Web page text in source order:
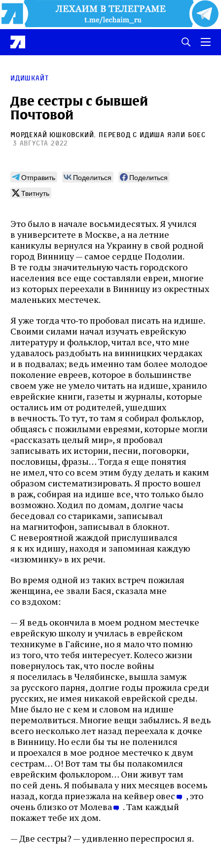
Идишкайт
Две сестры с бывшей
Почтовой
Мордехай Юшковский . Перевод с идиша Яэли Боес
3 августа 2022
Отправить Поделиться
Поделиться
Твитнуть
Это было в начале восьмидесятых. Я учился
в университете в Москве, а на летние
каникулы вернулся на Украину в свой родной
город Винницу — самое сердце Подолии.
В те годы значительную часть городского
населения все еще составляли евреи, многие
из которых переехали в Винницу из окрестных
маленьких местечек.
Я уже тогда что‑то пробовал писать на идише.
Своими силами начал изучать еврейскую
литературу и фольклор, читал все, что мне
удавалось раздобыть на винницких чердаках
и в подвалах; ведь именно там более молодое
поколение евреев, которое в большинстве
своем уже не умело читать на идише, хранило
еврейские книги, газеты и журналы, которые
остались им от родителей, ушедших
в вечность. То тут, то там я собирал фольклор,
общаясь с пожилыми евреями, которые могли
«рассказать целый мир», я пробовал
записывать их истории, песни, поговорки,
пословицы, фразы… Тогда я еще понятия
не имел, что со всем этим буду делать и каким
образом систематизировать. Я просто вошел
в раж, собирая на идише все, что только было
возможно. Ходил по домам, долгие часы
беседовал со стариками, записывал
на магнитофон, записывал в блокнот.
С невероятной жаждой прислушивался
я к их идишу, находя и запоминая каждую
«изюминку» в их речи.
Во время одной из таких встреч пожилая
женщина, ее звали Бася, сказала мне
со вздохом:
— Я ведь окончила в моем родном местечке
еврейскую школу и училась в еврейском
техникуме в Гайсине, но я мало что помню
из того, что тебя интересует. Колесо жизни
повернулось так, что после войны
я поселилась в Челябинске, вышла замуж
за русского парня, долгие годы прожила среди
русских, не имея никакой еврейской среды.
Мне было не с кем и словом на идише
перемолвиться. Многие вещи забылись. Я ведь
всего несколько лет назад переехала к дочке
в Винницу. Но если бы ты не поленился
и проехался в мое родное местечко к двум
сестрам… О! Вот там ты бы полакомился
еврейским фольклором… Они живут там
по сей день. Я побывала у них месяцев восемь
назад, когда приезжала на кейвер овес
, это
очень близко от Молева
. Там каждый
покажет тебе их дом.
— Две сестры? — удивленно переспросил я.